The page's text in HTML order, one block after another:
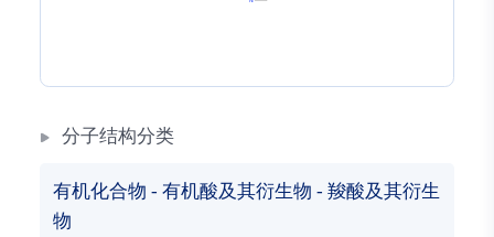
分子结构分类
有机化合物 - 有机酸及其衍生物 - 羧酸及其衍生
物